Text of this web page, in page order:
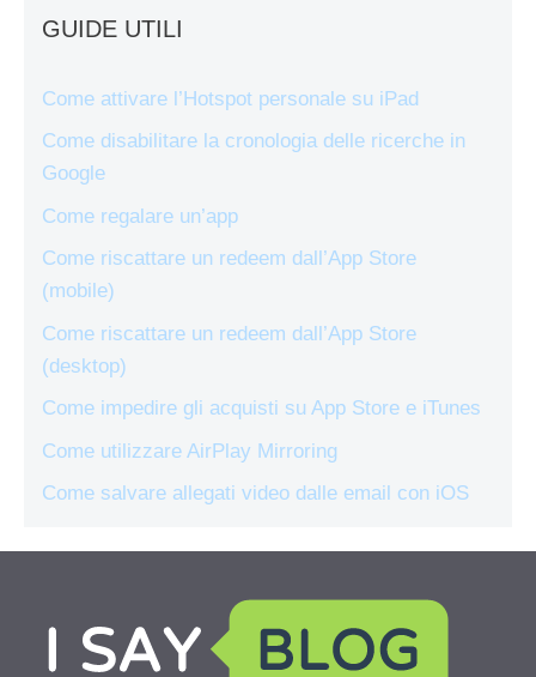
GUIDE UTILI
Come attivare l’Hotspot personale su iPad
Come disabilitare la cronologia delle ricerche in
Google
Come regalare un’app
Come riscattare un redeem dall’App Store
(mobile)
Come riscattare un redeem dall’App Store
(desktop)
Come impedire gli acquisti su App Store e iTunes
Come utilizzare AirPlay Mirroring
Come salvare allegati video dalle email con iOS